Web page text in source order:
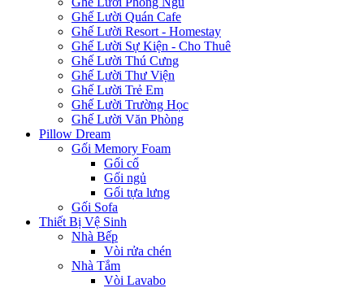
Ghế Lười Quán Cafe
Ghế Lười Resort - Homestay
Ghế Lười Sự Kiện - Cho Thuê
Ghế Lười Thú Cưng
Ghế Lười Thư Viện
Ghế Lười Trẻ Em
Ghế Lười Trường Học
Ghế Lười Văn Phòng
Pillow Dream
Gối Memory Foam
Gối cổ
Gối ngủ
Gối tựa lưng
Gối Sofa
Thiết Bị Vệ Sinh
Nhà Bếp
Vòi rửa chén
Nhà Tắm
Vòi Lavabo